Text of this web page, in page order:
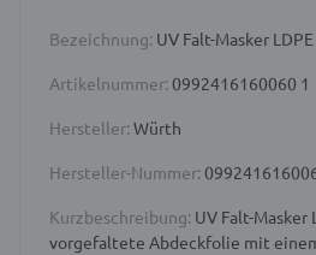
Bezeichnung: UV Falt-Masker
Artikelnummer: 0992416160060 1
Hersteller: Würth
Hersteller-Nummer:
Kurzbeschreibung: UV Falt-
vorgefaltete Abdeckfolie mit